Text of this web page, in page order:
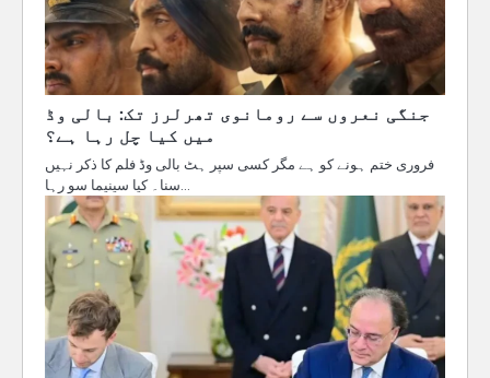
جنگی نعروں سے رومانوی تھرلرز تک: بالی وڈ
میں کیا چل رہا ہے؟
فروری ختم ہونے کو ہے مگر کسی سپر ہٹ بالی وڈ فلم کا ذکر نہیں
سنا۔ کیا سینیما سو رہا…